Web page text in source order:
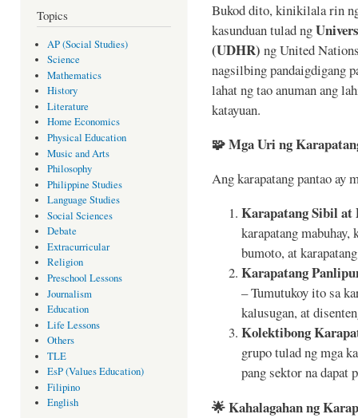
Topics
AP (Social Studies)
Science
Mathematics
History
Literature
Home Economics
Physical Education
Music and Arts
Philosophy
Philippine Studies
Language Studies
Social Sciences
Debate
Extracurricular
Religion
Preschool Lessons
Journalism
Education
Life Lessons
Others
TLE
EsP (Values Education)
Filipino
English
Bukod dito, kinikilala rin
kasunduan tulad ng
(UDHR) ng United
nagsilbing pandaigdigang
lahat ng tao anuman ang
katayuan.
🧩Mga Uri ng
Ang karapatang pantao ay
Karapatang Sibil
karapatang mabuhay,
bumoto, at
Karapatang
– Tumutukoy ito sa
kalusugan, at
Kolektibong
grupo tulad ng mga
pang sektor na dapat
🌟Kahalagahan ng